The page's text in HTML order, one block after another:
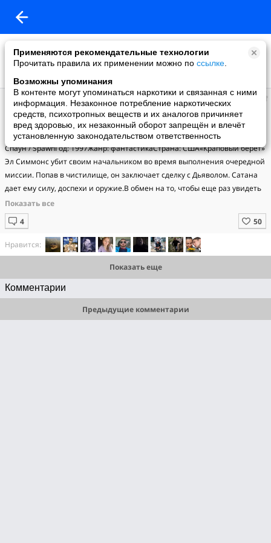
Применяются рекомендательные технологии
Прочитать правила их применении можно по ссылке
Возможны упоминания
В контенте могут упоминаться наркотики и связанная с ними
информация. Незаконное потребление наркотических
средств, психотропных веществ и их аналогов причиняет
вред здоровью, их незаконный оборот запрещён и влечёт
установленную законодательством ответственность
Невероятная Фантастика
добавил видео
06.08.2015
Спаун / Spawn
Спаун / SpawnГод: 1997Жанр: фантастикаСтрана: США«Краповый берет»
Эл Симмонс убит своим начальником во время выполнения очередной
миссии. Попав в чистилище, он заключает сделку с Дьяволом. Сатана
дает ему силу, доспехи и оружие.В обмен на то, чтобы еще раз увидеть
свою жену, Симмонс должен предварить приход сил Зла на Землю.
Оказавшись на свободе, он разрывает контракт в одностороннем
порядке…
Нравится:
Показать еще
Комментарии
Предыдущие комментарии